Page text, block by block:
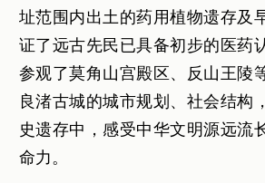
址范围内出土的药用植物遗存及
证了远古先民已具备初步的医药
参观了莫角山宫殿区、反山王陵
良渚古城的城市规划、社会结构
史遗存中，感受中华文明源远流
命力。